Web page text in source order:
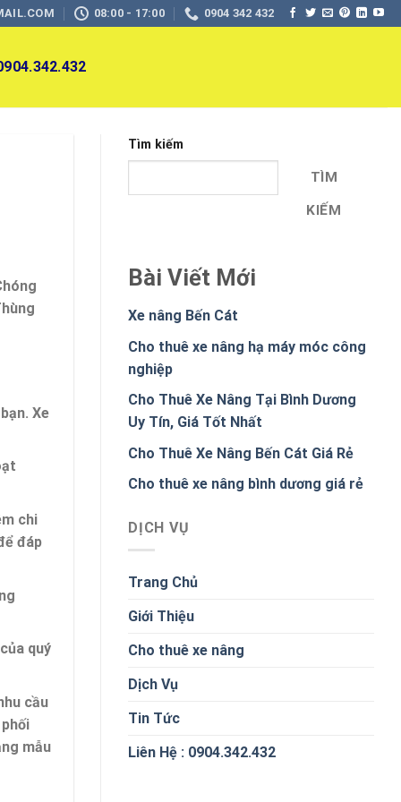
08:00 - 17:00 0904 342 432
Xe
chi
đáp
quý
cầu
mẫu
Tìm kiếm
TÌM
KIẾM
Bài Viết Mới
Xe nâng Bến Cát
Cho thuê xe nâng hạ máy móc công
nghiệp
Cho Thuê Xe Nâng Tại Bình Dương
Uy Tín, Giá Tốt Nhất
Cho Thuê Xe Nâng Bến Cát Giá Rẻ
Cho thuê xe nâng bình dương giá rẻ
DỊCH VỤ
Trang Chủ
Giới Thiệu
Cho thuê xe nâng
Dịch Vụ
Tin Tức
Liên Hệ : 0904.342.432